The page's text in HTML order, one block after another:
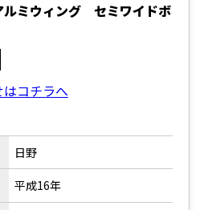
ミウィング セミワイドボ
コチラへ
日野
平成16年